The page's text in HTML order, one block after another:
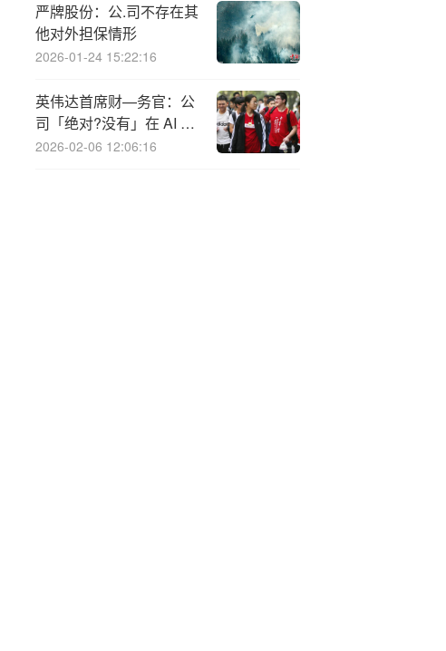
严牌股份：公.司不存在其
他对外担保情形
2026-01-24 15:22:16
英伟达首席财—务官：公
司「绝对?没有」在 AI 竞
赛中失去领先地位
2026-02-06 12:06:16